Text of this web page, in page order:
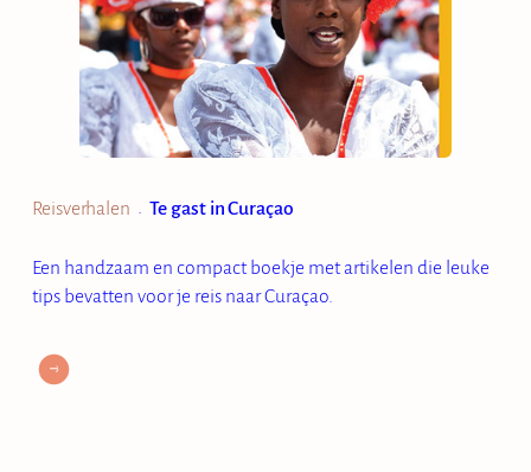
Reisverhalen • Te gast in Curaçao
Een handzaam en compact boekje met artikelen die leuke
tips bevatten voor je reis naar Curaçao.